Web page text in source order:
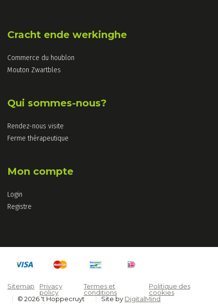
Cracht ende werkinghe
Commerce du houblon
Mouton Zwartbles
Qui sommes-nous?
Rendez-nous visite
Ferme thérapeutique
Mon compte
Login
Registre
Sitemap
Privacy
policy
Termes et
conditions
Politique des
cookies
© 2026 't Hoppecruyt
Site by DigitalMind